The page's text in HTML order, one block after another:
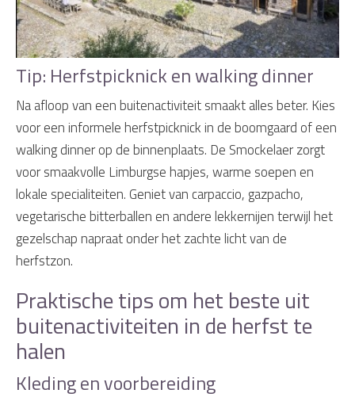
Tip: Herfstpicknick en walking dinner
Na afloop van een buitenactiviteit smaakt alles beter. Kies
voor een informele herfstpicknick in de boomgaard of een
walking dinner op de binnenplaats. De Smockelaer zorgt
voor smaakvolle Limburgse hapjes, warme soepen en
lokale specialiteiten. Geniet van carpaccio, gazpacho,
vegetarische bitterballen en andere lekkernijen terwijl het
gezelschap napraat onder het zachte licht van de
herfstzon.
Praktische tips om het beste uit
buitenactiviteiten in de herfst te
halen
Kleding en voorbereiding